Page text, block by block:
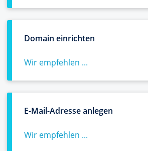
Domain einrichten
Wir empfehlen ...
E-Mail-Adresse anlegen
Wir empfehlen ...